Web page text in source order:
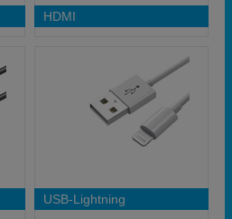
HDMI
USB-Lightning